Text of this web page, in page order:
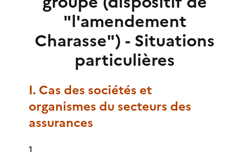
"l'amendement
Charasse") - Situations
particulières
I. Cas des sociétés et
organismes du secteurs des
assurances
1